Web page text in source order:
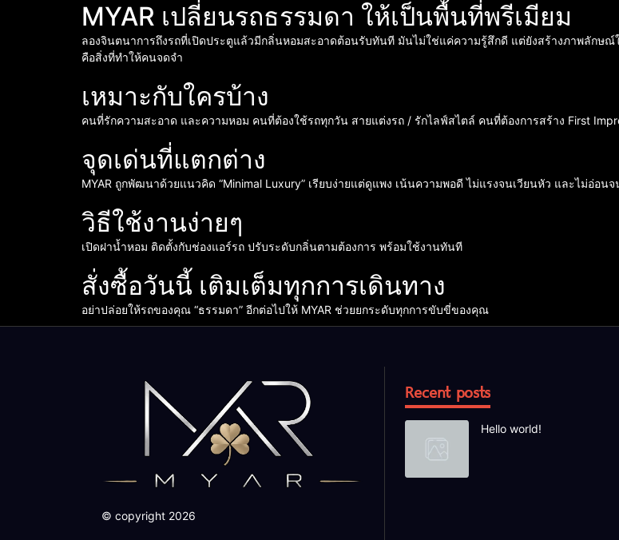
MYAR เปลี่ยนรถธรรมดา ให้เป็นพื้นที่พรีเมียม
ลองจินตนาการถึงรถที่เปิดประตูแล้วมีกลิ่นหอมสะอาดต้อนรับทันที มันไม่ใช่แค่ความรู้สึกดี แต่ยังสร้างภาพลักษ
คือสิ่งที่ทำให้คนจดจำ
เหมาะกับใครบ้าง
คนที่รักความสะอาด และความหอม คนที่ต้องใช้รถทุกวัน สายแต่งรถ / รักไลฟ์สไตล์ คนที่ต้องการสร้าง First
จุดเด่นที่แตกต่าง
MYAR ถูกพัฒนาด้วยแนวคิด “Minimal Luxury” เรียบง่ายแต่ดูแพง เน้นความพอดี ไม่แรงจนเวียนหัว และไม่อ่อ
วิธีใช้งานง่ายๆ
เปิดฝาน้ำหอม ติดตั้งกับช่องแอร์รถ ปรับระดับกลิ่นตามต้องการ พร้อมใช้งานทันที
สั่งซื้อวันนี้ เติมเต็มทุกการเดินทาง
อย่าปล่อยให้รถของคุณ “ธรรมดา” อีกต่อไปให้ MYAR ช่วยยกระดับทุกการขับขี่ของคุณ
© copyright 2026
Recent posts
Hello world!